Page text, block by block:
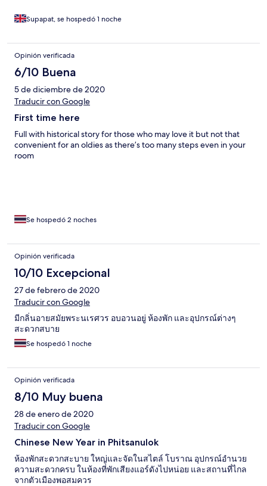
Supapat, se hospedó 1 noche
Opinión verificada
6/10 Buena
5 de diciembre de 2020
Traducir con Google
First time here
Full with historical story for those who may love it but not that
convenient for an oldies as there’s too many steps even in your
room
Se hospedó 2 noches
Opinión verificada
10/10 Excepcional
27 de febrero de 2020
Traducir con Google
มีกลิ่นอายสมัยพระนเรศวร อบอวนอยู่ ห้องพัก และอุปกรณ์ต่างๆ
สะดวกสบาย
Se hospedó 1 noche
Opinión verificada
8/10 Muy buena
28 de enero de 2020
Traducir con Google
Chinese New Year in Phitsanulok
ห้องพักสะดวกสะบาย ใหญ่และจัดในสไตล์ โบราณ อุปกรณ์อำนวย
ความสะดวกครบ ในห้องที่พักเสียงแอร์ดังไปหน่อย และสถานที่ไกล
จากตัวเมืองพอสมควร